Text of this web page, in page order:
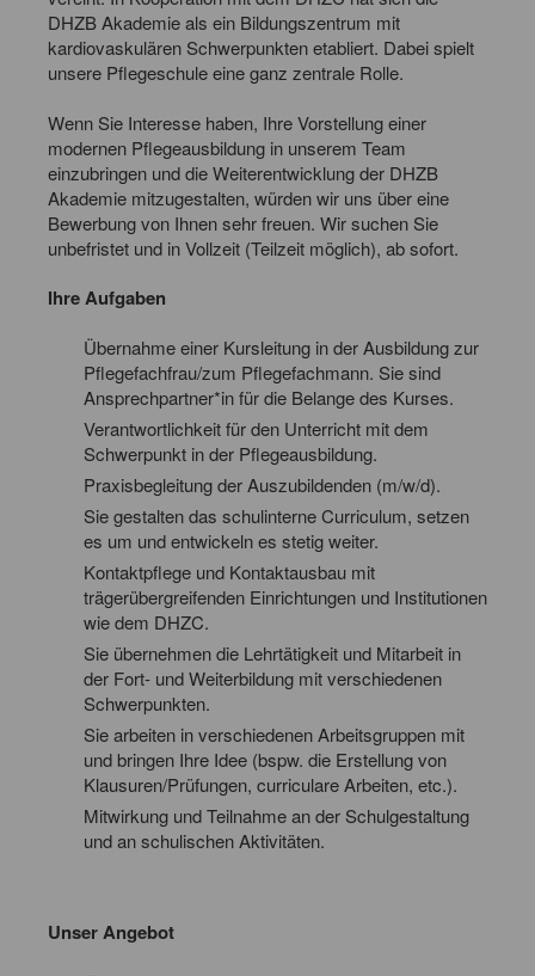
DHZB Akademie als ein Bildungszentrum mit
kardiovaskulären Schwerpunkten etabliert. Dabei spielt
unsere Pflegeschule eine ganz zentrale Rolle.
Wenn Sie Interesse haben, Ihre Vorstellung einer
modernen Pflegeausbildung in unserem Team
einzubringen und die Weiterentwicklung der DHZB
Akademie mitzugestalten, würden wir uns über eine
Bewerbung von Ihnen sehr freuen. Wir suchen Sie
unbefristet und in Vollzeit (Teilzeit möglich), ab sofort.
Ihre Aufgaben
Übernahme einer Kursleitung in der Ausbildung zur
Pflegefachfrau/zum Pflegefachmann. Sie sind
Ansprechpartner*in für die Belange des Kurses.
Verantwortlichkeit für den Unterricht mit dem
Schwerpunkt in der Pflegeausbildung.
Praxisbegleitung der Auszubildenden (m/w/d).
Sie gestalten das schulinterne Curriculum, setzen
es um und entwickeln es stetig weiter.
Kontaktpflege und Kontaktausbau mit
trägerübergreifenden Einrichtungen und Institutionen
wie dem DHZC.
Sie übernehmen die Lehrtätigkeit und Mitarbeit in
der Fort- und Weiterbildung mit verschiedenen
Schwerpunkten.
Sie arbeiten in verschiedenen Arbeitsgruppen mit
und bringen Ihre Idee (bspw. die Erstellung von
Klausuren/Prüfungen, curriculare Arbeiten, etc.).
Mitwirkung und Teilnahme an der Schulgestaltung
und an schulischen Aktivitäten.
Unser Angebot